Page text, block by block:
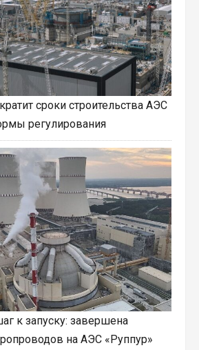
сроки строительства АЭС
регулирования
к запуску: завершена
на АЭС «Руппур»